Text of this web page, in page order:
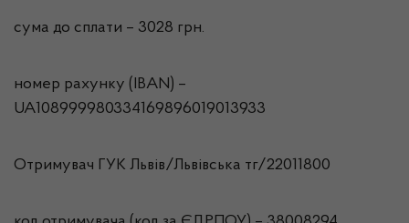
сума до сплати – 3028 грн.
номер рахунку (IBAN) –
UA108999980334169896019013933
Отримувач ГУК Львiв/Львівська тг/22011800